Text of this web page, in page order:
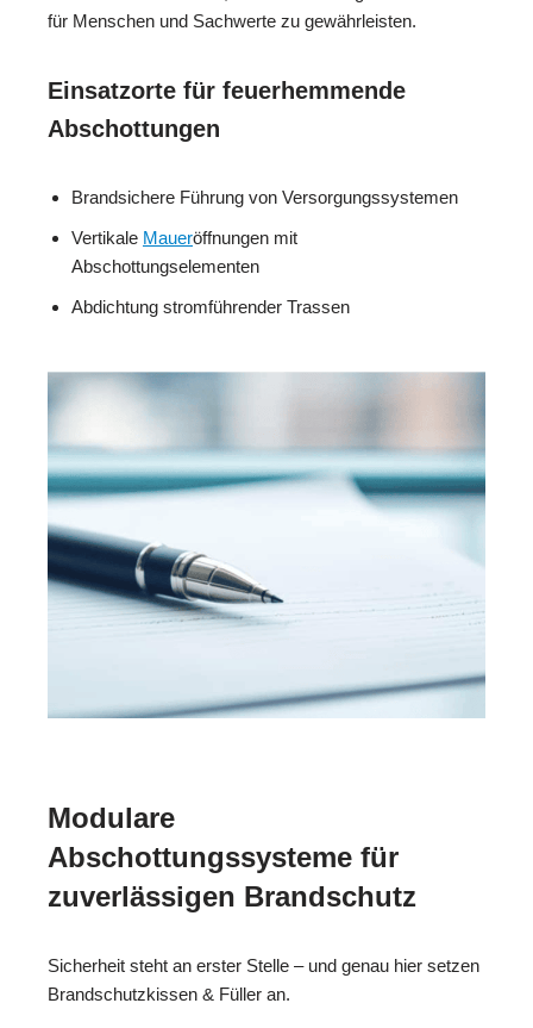
für Menschen und Sachwerte zu gewährleisten.
Einsatzorte für feuerhemmende
Abschottungen
Brandsichere Führung von Versorgungssystemen
Vertikale Maueröffnungen mit
Abschottungselementen
Abdichtung stromführender Trassen
Modulare
Abschottungssysteme für
zuverlässigen Brandschutz
Sicherheit steht an erster Stelle – und genau hier setzen
Brandschutzkissen & Füller an.